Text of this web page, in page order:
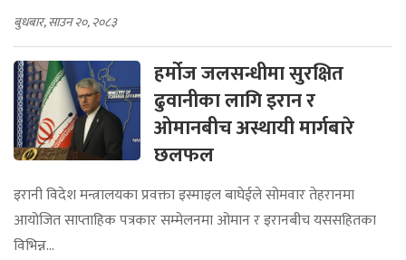
बुधबार, साउन २०, २०८३
हर्मोज जलसन्धीमा सुरक्षित
ढुवानीका लागि इरान र
ओमानबीच अस्थायी मार्गबारे
छलफल
इरानी विदेश मन्त्रालयका प्रवक्ता इस्माइल बाघेईले सोमवार तेहरानमा
आयोजित साप्ताहिक पत्रकार सम्मेलनमा ओमान र इरानबीच यससहितका
विभिन्न...